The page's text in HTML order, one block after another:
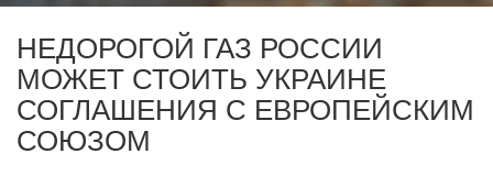
НЕДОРОГОЙ ГАЗ РОССИИ
МОЖЕТ СТОИТЬ УКРАИНЕ
СОГЛАШЕНИЯ С ЕВРОПЕЙСКИМ
СОЮЗОМ